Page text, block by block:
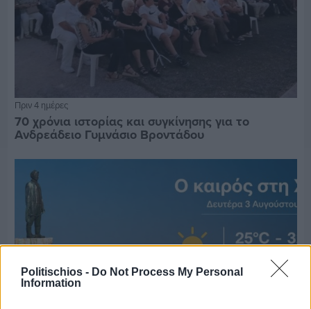
Politischios - Do Not Process My Personal
Information
Πριν 4 ημέρες
70 χρόνια ιστορίας και συγκίνησης για το
Ανδρεάδειο Γυμνάσιο Βροντάδου